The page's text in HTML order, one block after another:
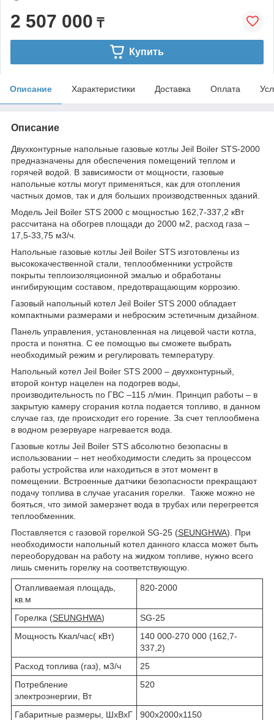
2 507 000 ₸
Купить
Описание Характеристики Доставка Оплата
Описание
Двухконтурные напольные газовые котлы Jeil Boiler STS-2000
предназначены для обеспечения помещений теплом и
горячей водой. В зависимости от мощности, газовые
напольные котлы могут применяться, как для отопления
частных домов, так и для больших производственных зданий.
Модель Jeil Boiler STS 2000 с мощностью 162,7-337,2 кВт
рассчитана на обогрев площади до 2000 м2, расход газа –
17,5-33,75 м3/ч.
Напольные газовые котлы Jeil Boiler STS изготовлены из
высококачественной стали, теплообменники устройств
покрыты теплоизоляционной эмалью и обработаны
ингибирующим составом, предотвращающим коррозию.
Газовый напольный котел Jeil Boiler STS 2000 обладает
компактными размерами и неброским эстетичным дизайном.
Панель управления, установленная на лицевой части котла,
проста и понятна. С ее помощью вы сможете выбрать
необходимый режим и регулировать температуру.
Напольный котел Jeil Boiler STS 2000 – двухконтурный,
второй контур нацелен на подогрев воды,
производительность по ГВС –115 л/мин. Принцип работы – в
закрытую камеру сгорания котла подается топливо, в данном
случае газ, где происходит его горение. За счет теплообмена
в водном резервуаре нагревается вода.
Газовые котлы Jeil Boiler STS абсолютно безопасны в
использовании – нет необходимости следить за процессом
работы устройства или находиться в этот момент в
помещении. Встроенные датчики безопасности прекращают
подачу топлива в случае угасания горелки. Также можно не
бояться, что зимой замерзнет вода в трубах или перегреется
теплообменник.
Поставляется с газовой горелкой SG-25 (SEUNGHWA). При
необходимости напольный котел данного класса может быть
переоборудован на работу на жидком топливе, нужно всего
лишь сменить горелку на соответствующую.
Отапливаемая площадь,
кв.м
820-2000
Горелка (SEUNGHWA)
SG-25
Мощность Ккал/час( кВт)
140 000-270 000 (162,7-
337,2)
Расход топлива (газ), м3/ч
25
Потребление
электроэнергии, Вт
520
Габаритные размеры, ШхВхГ
900х2000х1150